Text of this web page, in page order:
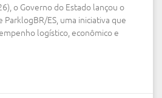
o Governo do Estado lançou o
ES, uma iniciativa que
logístico, econômico e